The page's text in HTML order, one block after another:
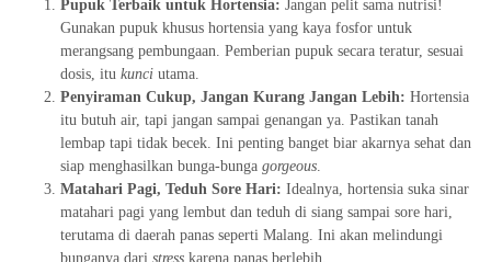
Pupuk Terbaik untuk Hortensia: Jangan pelit sama nutrisi!
Gunakan pupuk khusus hortensia yang kaya fosfor untuk
merangsang pembungaan. Pemberian pupuk secara teratur, sesuai
dosis, itu kunci utama.
Penyiraman Cukup, Jangan Kurang Jangan Lebih: Hortensia
itu butuh air, tapi jangan sampai genangan ya. Pastikan tanah
lembap tapi tidak becek. Ini penting banget biar akarnya sehat dan
siap menghasilkan bunga-bunga gorgeous.
Matahari Pagi, Teduh Sore Hari: Idealnya, hortensia suka sinar
matahari pagi yang lembut dan teduh di siang sampai sore hari,
terutama di daerah panas seperti Malang. Ini akan melindungi
bunganya dari stress karena panas berlebih.